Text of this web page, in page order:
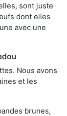
sont juste
dont elles
avec une
Nous avons
et les
brunes,